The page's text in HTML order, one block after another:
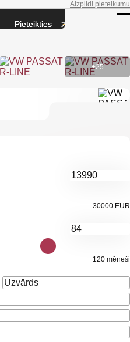
Aizpildi pieteikumu
+25
30000 EUR
120 mēneši